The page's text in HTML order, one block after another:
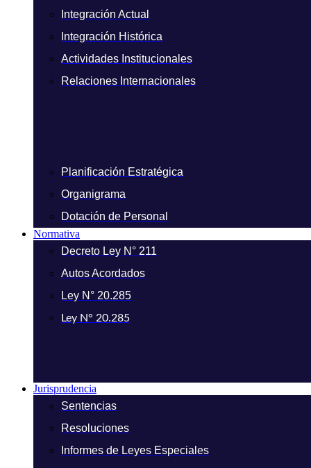
Integración Actual
Integración Histórica
Actividades Institucionales
Relaciones Internacionales
Planificación Estratégica
Organigrama
Dotación de Personal
Normativa
Decreto Ley N° 211
Autos Acordados
Ley N° 20.285
Ley N° 20.285
Jurisprudencia
Sentencias
Resoluciones
Informes de Leyes Especiales